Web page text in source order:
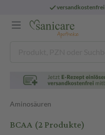
versandkostenfrei
Aminosäuren
BCAA(2 Produkte)